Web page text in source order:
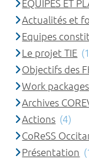
EQUIPES ET
Actualités et
Equipes
Le projet TIE
Objectifs des
Work packages
Archives
Actions (4)
CoReSS
Présentation